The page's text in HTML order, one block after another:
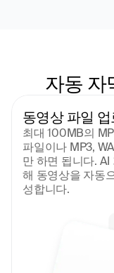
자동 자
동영상 파일 업
최대 100MB의
파일이나 MP3,
만 하면 됩니다.
해 동영상을 자동
성합니다.